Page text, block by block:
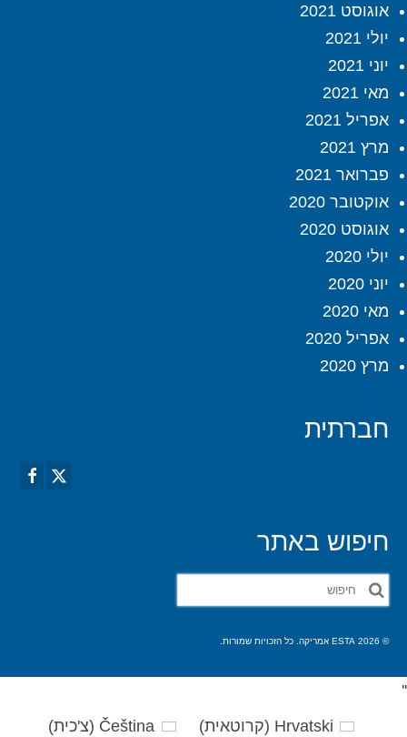
אוגוסט 2021
יולי 2021
יוני 2021
מאי 2021
אפריל 2021
מרץ 2021
פברואר 2021
אוקטובר 2020
אוגוסט 2020
יולי 2020
יוני 2020
מאי 2020
אפריל 2020
מרץ 2020
חברתית
חיפוש באתר
חפש
© 2026 ESTA אמריקה. כל הזכויות שמורות.
'
'
Hrvatski
(קרוטאית)
Čeština
(צ'כית)